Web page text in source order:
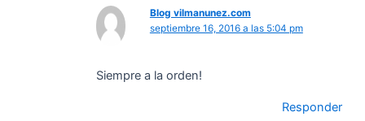
Blog vilmanunez.com
septiembre 16, 2016 a las 5:04 pm
Siempre a la orden!
Responder